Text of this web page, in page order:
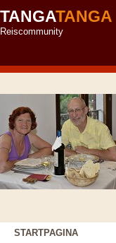
TANGATANGA
Reiscommunity
STARTPAGINA